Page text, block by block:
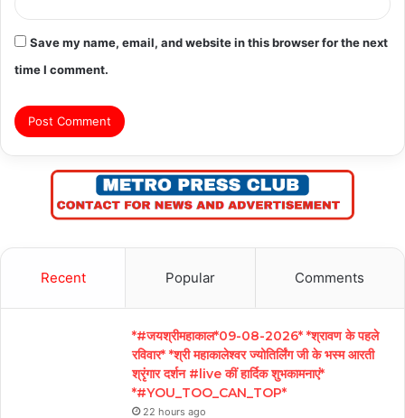
Save my name, email, and website in this browser for the next
time I comment.
Recent Popular Comments
*#जयश्रीमहाकाल*09-08-2026* *श्रावण के पहले
रविवार* *श्री महाकालेश्वर ज्योतिर्लिंग जी के भस्म आरती
श्रृंगार दर्शन #live कीं हार्दिक शुभकामनाएं*
*#YOU_TOO_CAN_TOP*
22 hours ago